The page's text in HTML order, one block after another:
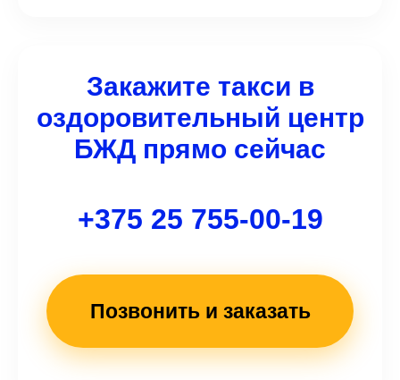
главному входу учреждения.
Закажите такси в
оздоровительный центр
БЖД прямо сейчас
+375 25 755-00-19
Позвонить и заказать